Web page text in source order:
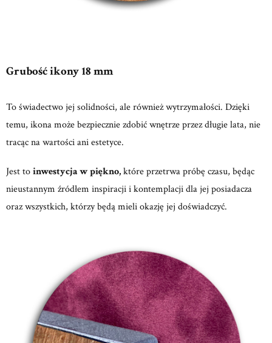
Grubość ikony 18 mm
To świadectwo jej solidności, ale również wytrzymałości. Dzięki
temu, ikona może bezpiecznie zdobić wnętrze przez długie lata, nie
tracąc na wartości ani estetyce.
Jest toinwestycja w piękno,które przetrwa próbę czasu, będąc
nieustannym źródłem inspiracji i kontemplacji dla jej posiadacza
oraz wszystkich, którzy będą mieli okazję jej doświadczyć.